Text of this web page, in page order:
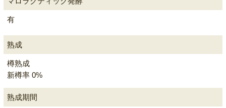
有
熟成
樽熟成
新樽率 0%
熟成期間